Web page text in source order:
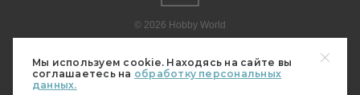
Мы используем cookie. Находясь на сайте вы
соглашаетесь на обработку персональных
данных.
© 2026 Hobby World
редакции.
Мнение авторов может не совпадать с мнением редакции.
Свидетельство о регистрации СМИ серия Эл № ФС77-82485